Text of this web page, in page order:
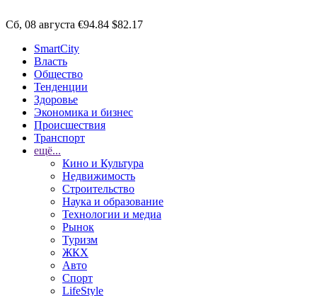
Сб, 08 августа €94.84 $82.17
SmartCity
Власть
Общество
Тенденции
Здоровье
Экономика и бизнес
Происшествия
Транспорт
ещё...
Кино и Культура
Недвижимость
Строительство
Наука и образование
Технологии и медиа
Рынок
Туризм
ЖКХ
Авто
Спорт
LifeStyle